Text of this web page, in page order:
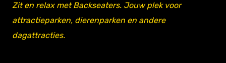
Zit en relax met Backseaters. Jouw plek voor
attractieparken, dierenparken en andere
dagattracties.